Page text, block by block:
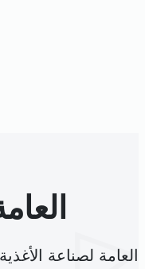
العامة لصناعة